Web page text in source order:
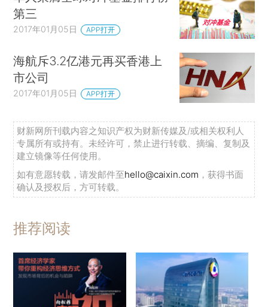
第三
2017年01月05日 APP打开
海航斥3.2亿港元再买香港上
市公司
2017年01月05日 APP打开
财新网所刊载内容之知识产权为财新传媒及/或相关权利人
专属所有或持有。未经许可，禁止进行转载、摘编、复制及
建立镜像等任何使用。
如有意愿转载，请发邮件至hello@caixin.com ，获得书面
确认及授权后，方可转载。
推荐阅读